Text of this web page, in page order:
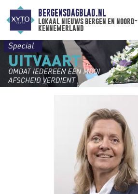
BERGENSDAGBLAD.NL
lokaal nieuws bergen en noord-
kennemerland